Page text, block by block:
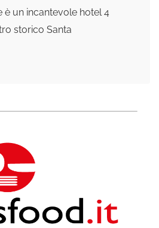
è un incantevole hotel 4
storico Santa